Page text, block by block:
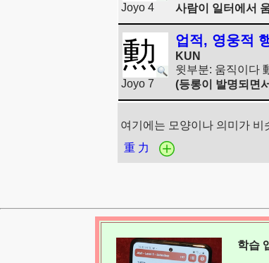
Joyo 4
사람이 일터에서
勲
Joyo 7
업적, 영웅적
KUN
윗부분: 움직이다
(등롱이 발명되면
여기에는 모양이나 의미가 비
重 力
학습